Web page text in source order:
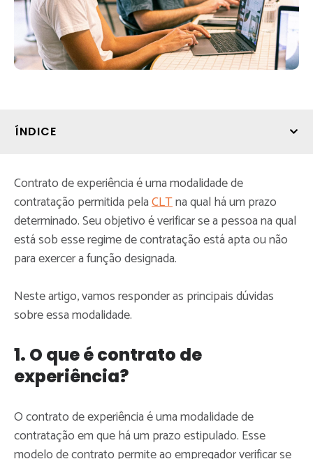
ÍNDICE
Contrato de experiência é uma modalidade de
contratação permitida pelaCLTna qual há um prazo
determinado. Seu objetivo é verificar se a pessoa na qual
está sob esse regime de contratação está apta ou não
para exercer a função designada.
Neste artigo, vamos responder as principais dúvidas
sobre essa modalidade.
1. O que é contrato de
experiência?
O contrato de experiência é uma modalidade de
contratação em que há um prazo estipulado. Esse
modelo de contrato permite ao empregador verificar se